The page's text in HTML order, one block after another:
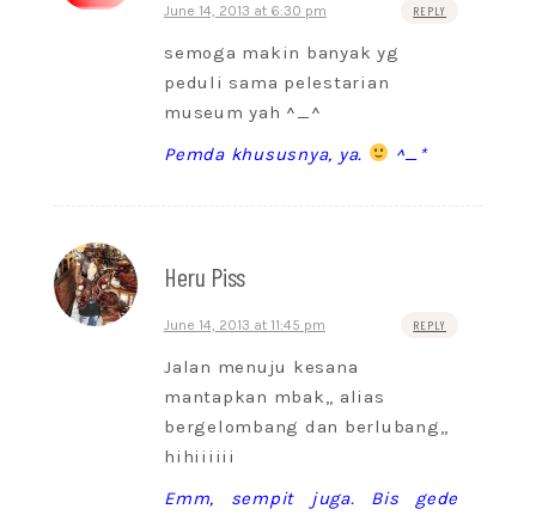
June 14, 2013 at 6:30 pm REPLY
semoga makin banyak yg
peduli sama pelestarian
museum yah ^_^
Pemda khususnya, ya.
^_*
Heru Piss
June 14, 2013 at 11:45 pm REPLY
Jalan menuju kesana
mantapkan mbak,, alias
bergelombang dan berlubang,,
hihiiiiii
Emm, sempit juga. Bis gede